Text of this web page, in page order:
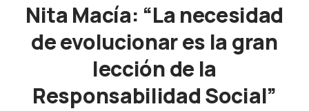
Nita Macía: “La necesidad
de evolucionar es la gran
lección de la
Responsabilidad Social”